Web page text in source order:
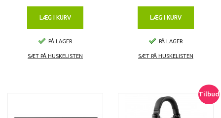
LÆG I KURV
PÅ LAGER
SÆT PÅ HUSKELISTEN
LÆG I KURV
PÅ LAGER
SÆT PÅ HUSKELISTEN
Tilbud